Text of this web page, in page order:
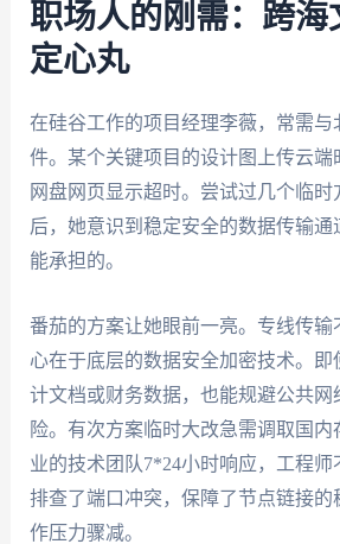
职场人的刚需：跨海
定心丸
在硅谷工作的项目经理李薇，常需与
件。某个关键项目的设计图上传云端
网盘网页显示超时。尝试过几个临时
后，她意识到稳定安全的数据传输通
能承担的。
番茄的方案让她眼前一亮。专线传输
心在于底层的数据安全加密技术。即
计文档或财务数据，也能规避公共网
险。有次方案临时大改急需调取国内
业的技术团队7*24小时响应，工程师
排查了端口冲突，保障了节点链接的
作压力骤减。